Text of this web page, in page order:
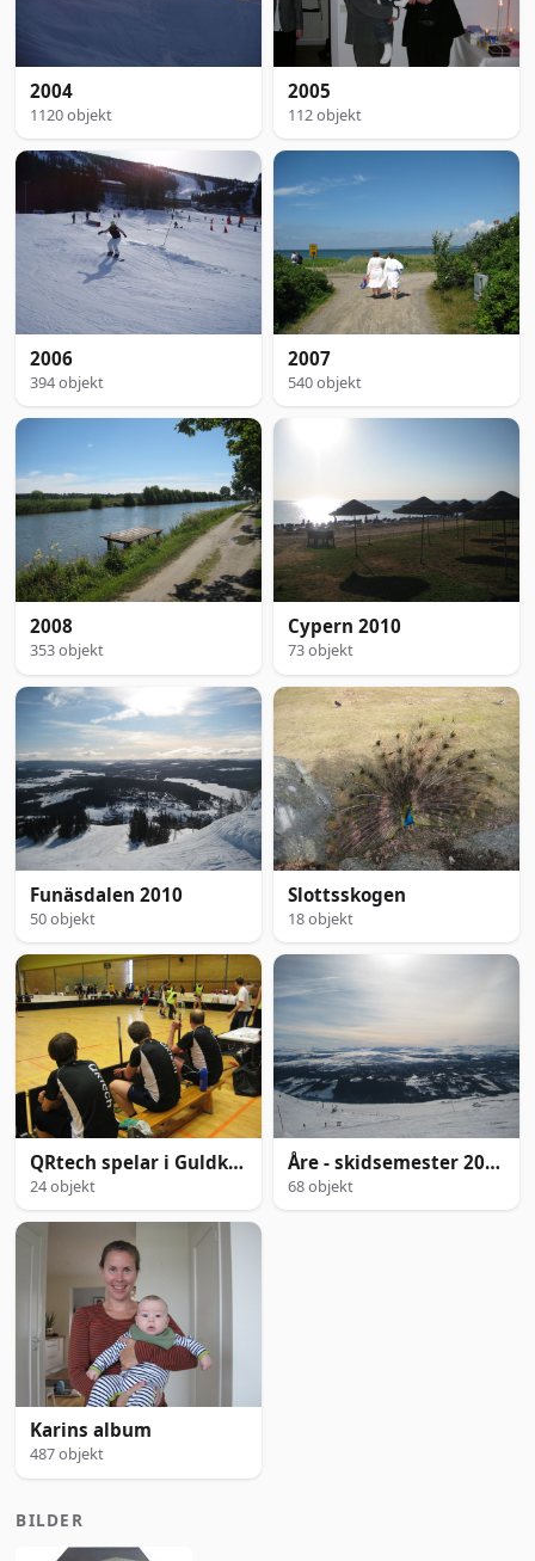
2004
1120 objekt
2005
112 objekt
2006
394 objekt
2007
540 objekt
2008
353 objekt
Cypern 2010
73 objekt
Funäsdalen 2010
50 objekt
Slottsskogen
18 objekt
QRtech spelar i Guldkuppen
24 objekt
Åre - skidsemester 2009
68 objekt
Karins album
487 objekt
BILDER